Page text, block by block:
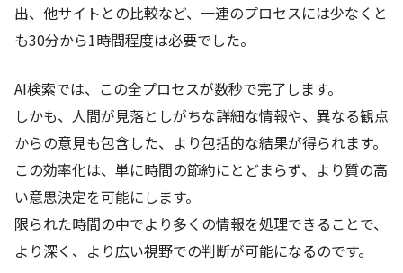
出、他サイトとの比較など、一連のプロセスには少なくと
も30分から1時間程度は必要でした。
AI検索では、この全プロセスが数秒で完了します。
しかも、人間が見落としがちな詳細な情報や、異なる観点
からの意見も包含した、より包括的な結果が得られます。
この効率化は、単に時間の節約にとどまらず、より質の高
い意思決定を可能にします。
限られた時間の中でより多くの情報を処理できることで、
より深く、より広い視野での判断が可能になるのです。